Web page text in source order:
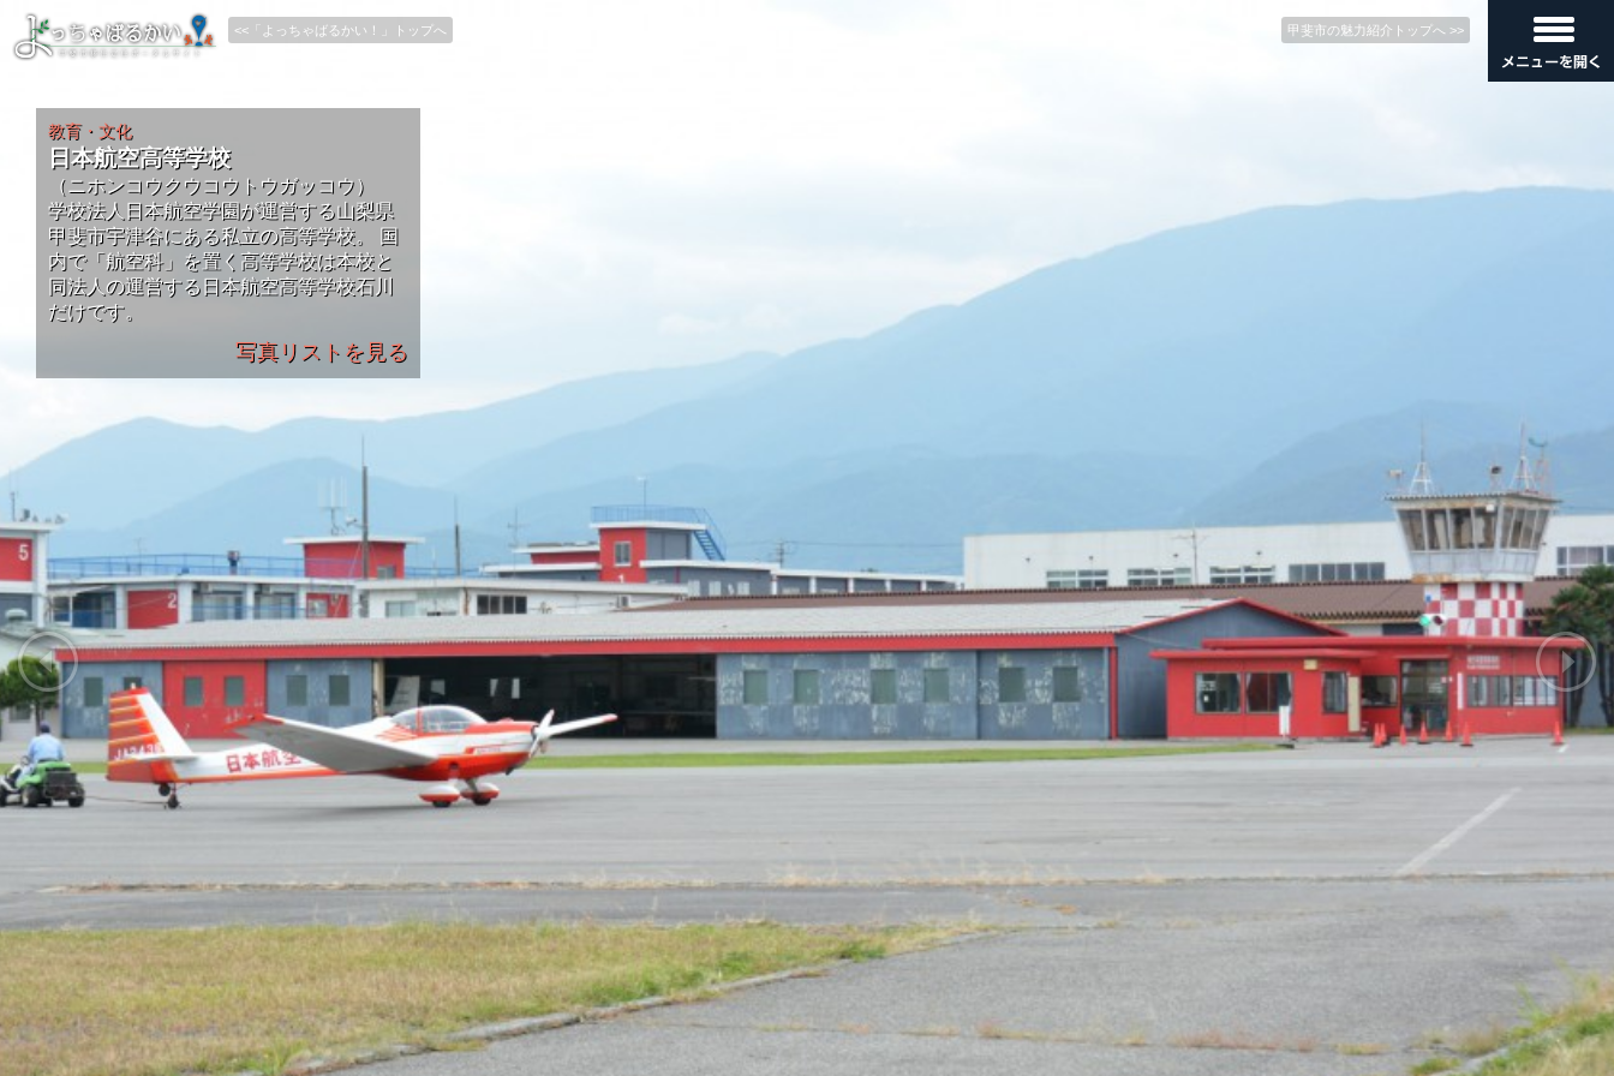
<<「よっちゃばるかい！」トップへ 甲斐市の魅力紹介トップへ >>
教育・文化
日本航空高等学校
（ニホンコウクウコウトウガッコウ）
学校法人日本航空学園が運営する山梨県
甲斐市宇津谷にある私立の高等学校。 国
内で「航空科」を置く高等学校は本校と
同法人の運営する日本航空高等学校石川
だけです。
写真リストを見る